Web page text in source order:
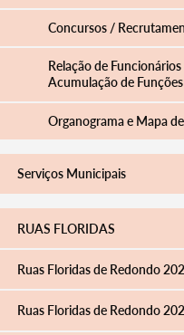
Concursos /
Relação de Funcionários
Acumulação de Funções
Organograma e Mapa
Serviços Municipais
RUAS FLORIDAS
Ruas Floridas de Redondo
Ruas Floridas de Redondo